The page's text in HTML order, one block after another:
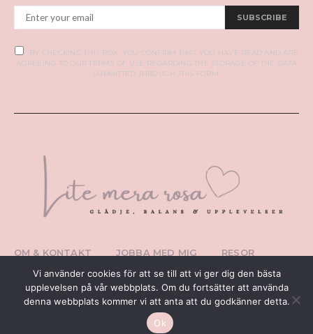
SUBSCRIBE
BY CHECKING THIS BOX, YOU CONFIRM THAT YOU HAVE READ AND ARE
AGREEING TO OUR TERMS OF USE REGARDING THE STORAGE OF THE DATA
SUBMITTED THROUGH THIS FORM.
OM & KONTAKT JOBBA MED MIG
RESOR
PERSONLIGT
TIPS I ÖSTERGÖTLAND
WEBBUTIK
Vi använder cookies för att se till att vi ger dig den bästa
upplevelsen på vår webbplats. Om du fortsätter att använda
denna webbplats kommer vi att anta att du godkänner detta.
Ok